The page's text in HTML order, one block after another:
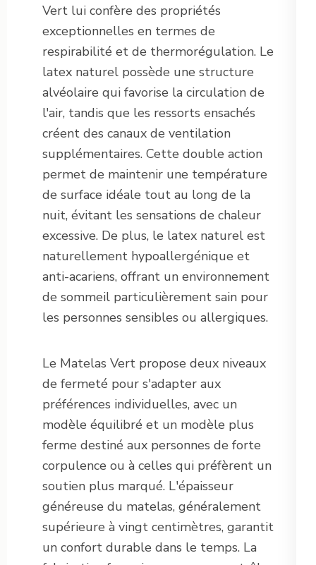
Vert lui confère des propriétés
exceptionnelles en termes de
respirabilité et de thermorégulation. Le
latex naturel possède une structure
alvéolaire qui favorise la circulation de
l'air, tandis que les ressorts ensachés
créent des canaux de ventilation
supplémentaires. Cette double action
permet de maintenir une température
de surface idéale tout au long de la
nuit, évitant les sensations de chaleur
excessive. De plus, le latex naturel est
naturellement hypoallergénique et
anti-acariens, offrant un environnement
de sommeil particulièrement sain pour
les personnes sensibles ou allergiques.
Le Matelas Vert propose deux niveaux
de fermeté pour s'adapter aux
préférences individuelles, avec un
modèle équilibré et un modèle plus
ferme destiné aux personnes de forte
corpulence ou à celles qui préfèrent un
soutien plus marqué. L'épaisseur
généreuse du matelas, généralement
supérieure à vingt centimètres, garantit
un confort durable dans le temps. La